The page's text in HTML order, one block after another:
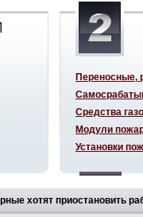
хотят приостановить
Переносные,
Средства
Модули
Установки